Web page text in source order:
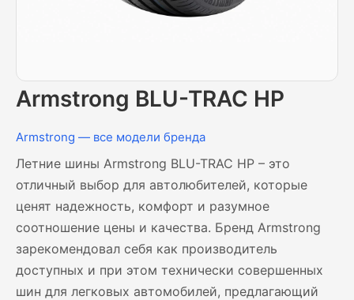
Armstrong BLU-TRAC HP
Armstrong — все модели бренда
Летние шины Armstrong BLU-TRAC HP – это
отличный выбор для автолюбителей, которые
ценят надежность, комфорт и разумное
соотношение цены и качества. Бренд Armstrong
зарекомендовал себя как производитель
доступных и при этом технически совершенных
шин для легковых автомобилей, предлагающий